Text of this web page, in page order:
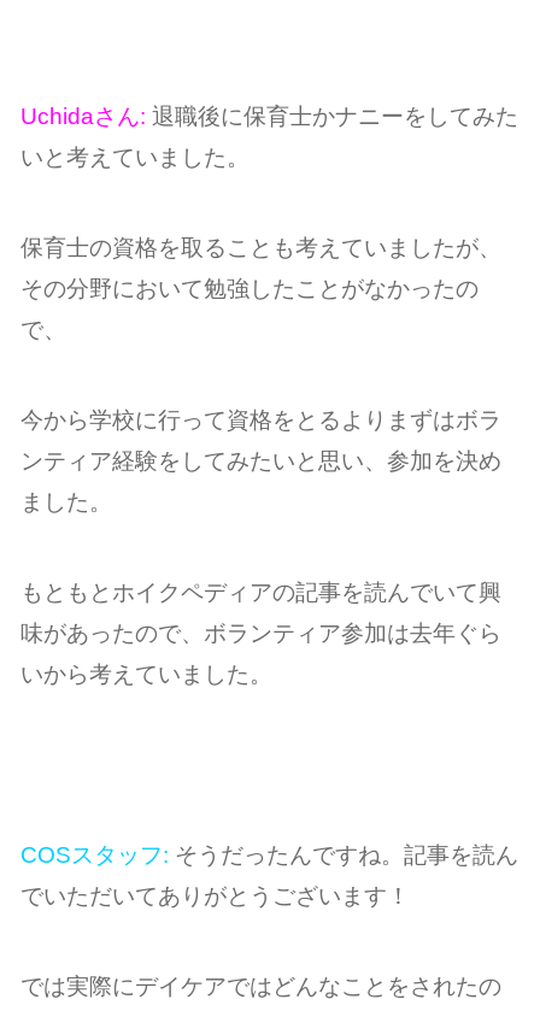
Uchidaさん: 退職後に保育士かナニーをしてみた
いと考えていました。
保育士の資格を取ることも考えていましたが、
その分野において勉強したことがなかったの
で、
今から学校に行って資格をとるよりまずはボラ
ンティア経験をしてみたいと思い、参加を決め
ました。
もともとホイクペディアの記事を読んでいて興
味があったので、ボランティア参加は去年ぐら
いから考えていました。
COSスタッフ: そうだったんですね。記事を読ん
でいただいてありがとうございます！
では実際にデイケアではどんなことをされたの